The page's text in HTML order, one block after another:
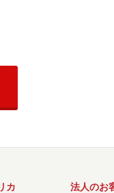
カ 法人のお